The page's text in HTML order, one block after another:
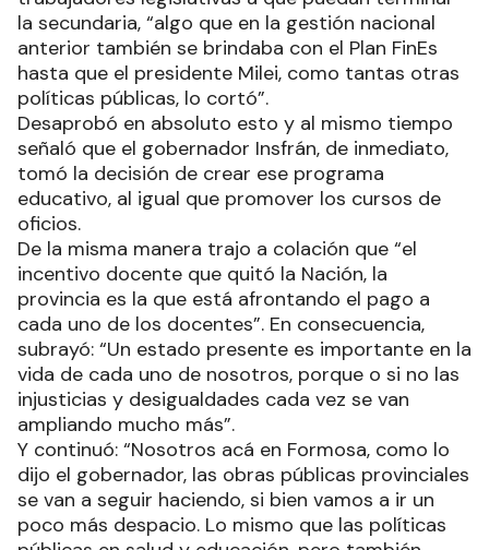
la secundaria, “algo que en la gestión nacional
anterior también se brindaba con el Plan FinEs
hasta que el presidente Milei, como tantas otras
políticas públicas, lo cortó”.
Desaprobó en absoluto esto y al mismo tiempo
señaló que el gobernador Insfrán, de inmediato,
tomó la decisión de crear ese programa
educativo, al igual que promover los cursos de
oficios.
De la misma manera trajo a colación que “el
incentivo docente que quitó la Nación, la
provincia es la que está afrontando el pago a
cada uno de los docentes”. En consecuencia,
subrayó: “Un estado presente es importante en la
vida de cada uno de nosotros, porque o si no las
injusticias y desigualdades cada vez se van
ampliando mucho más”.
Y continuó: “Nosotros acá en Formosa, como lo
dijo el gobernador, las obras públicas provinciales
se van a seguir haciendo, si bien vamos a ir un
poco más despacio. Lo mismo que las políticas